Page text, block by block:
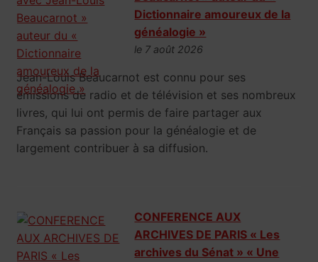
Dictionnaire amoureux de la
généalogie »
le 7 août 2026
Jean-Louis Beaucarnot est connu pour ses
émissions de radio et de télévision et ses nombreux
livres, qui lui ont permis de faire partager aux
Français sa passion pour la généalogie et de
largement contribuer à sa diffusion.
CONFERENCE AUX
ARCHIVES DE PARIS « Les
archives du Sénat » « Une